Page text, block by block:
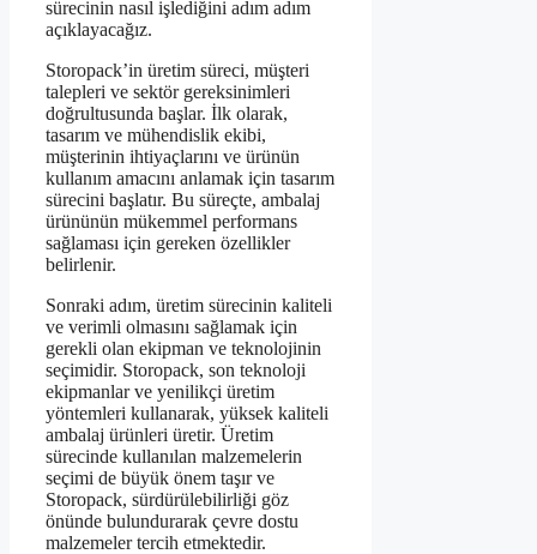
sürecinin nasıl işlediğini adım adım
açıklayacağız.
Storopack’in üretim süreci, müşteri
talepleri ve sektör gereksinimleri
doğrultusunda başlar. İlk olarak,
tasarım ve mühendislik ekibi,
müşterinin ihtiyaçlarını ve ürünün
kullanım amacını anlamak için tasarım
sürecini başlatır. Bu süreçte, ambalaj
ürününün mükemmel performans
sağlaması için gereken özellikler
belirlenir.
Sonraki adım, üretim sürecinin kaliteli
ve verimli olmasını sağlamak için
gerekli olan ekipman ve teknolojinin
seçimidir. Storopack, son teknoloji
ekipmanlar ve yenilikçi üretim
yöntemleri kullanarak, yüksek kaliteli
ambalaj ürünleri üretir. Üretim
sürecinde kullanılan malzemelerin
seçimi de büyük önem taşır ve
Storopack, sürdürülebilirliği göz
önünde bulundurarak çevre dostu
malzemeler tercih etmektedir.